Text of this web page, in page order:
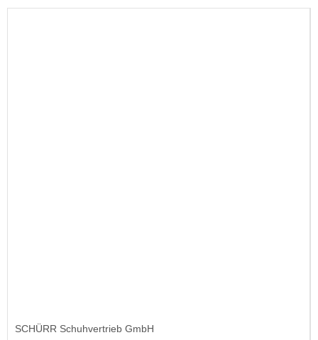
SCHÜRR Schuhvertrieb GmbH